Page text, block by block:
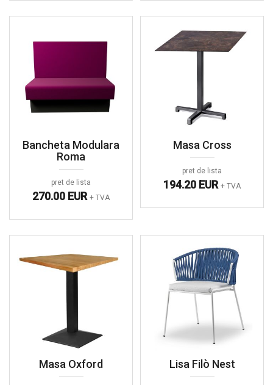
Bancheta Modulara
Roma
pret de lista
270.00 EUR + TVA
Masa Cross
pret de lista
194.20 EUR + TVA
Masa Oxford Lisa Filò Nest